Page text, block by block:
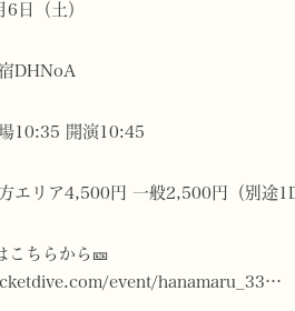
日（土）
DHNoA
10:35 開演10:45
エリア4,500円 一般2,500円（別途
こちらから🎫
event/hanamaru _33…